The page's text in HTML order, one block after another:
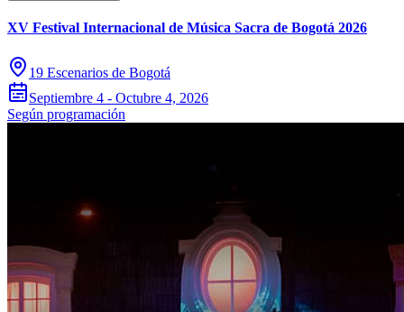
XV Festival Internacional de Música Sacra de Bogotá 2026
19 Escenarios de Bogotá
Septiembre 4 - Octubre 4, 2026
Según programación